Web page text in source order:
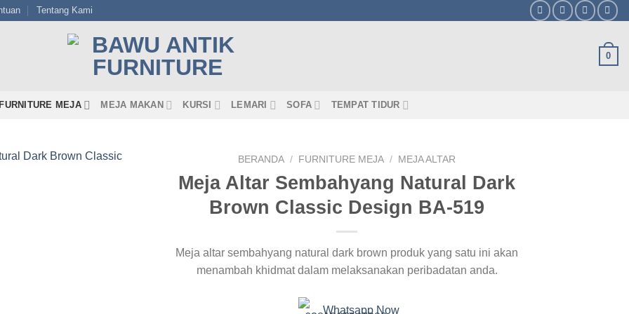
Tentang Kami
0
FURNITURE MEJA MEJA MAKAN KURSI LEMARI SOFA TEMPAT TIDUR
BERANDA / FURNITURE MEJA / MEJA ALTAR
Meja Altar Sembahyang Natural Dark
Brown Classic Design BA-519
Meja altar sembahyang natural dark brown produk yang satu ini akan
menambah khidmat dalam melaksanakan peribadatan anda.
Whatsapp Now